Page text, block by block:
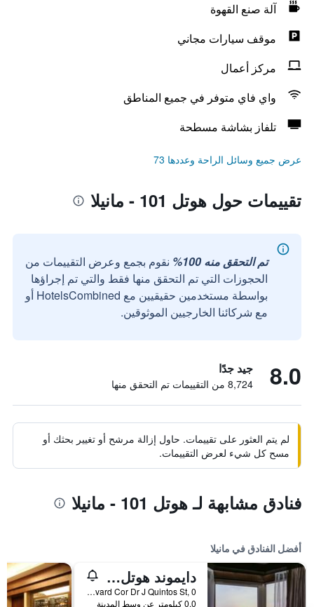
آلة صنع القهوة
موقف سيارات مجاني
مركز أعمال
واي فاي متوفر في جميع المناطق
تلفاز بشاشة مسطحة
عرض جميع وسائل الراحة وعددها 73
تقييمات حول هوتل 101 - مانيلا
تم التحقق منه 100%
نقوم بجمع وعرض التقييمات من
الحجوزات التي تم التحقق منها فقط والتي تم إجراؤها
بواسطة مستخدمين حقيقيين مع HotelsCombined أو
مع شركائنا الخارجيين الموثوقين.
8.0 جيد جدًا
8,724 من التقييمات تم التحقق منها
لم يتم العثور على تقييمات. حاول إزالة مرشح أو تغيير بحثك أو
مسح كل شيء لعرض التقييمات.
فنادق مشابهة لـ هوتل 101 - مانيلا
أفضل الفنادق في مانيلا
دايموند هوتل الفلبين
Roxas Boulevard Cor Dr J Quintos St, 0, مانيلا, الفلبين
0.0 كيلومتر عن وسط المدينة